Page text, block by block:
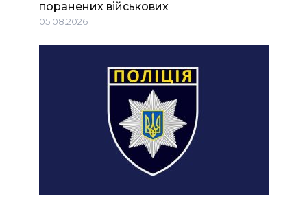
поранених військових
05.08.2026